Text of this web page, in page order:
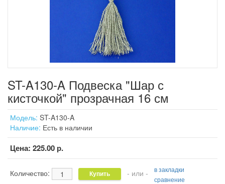
ST-A130-A Подвеска "Шар с
кисточкой" прозрачная 16 см
Модель: ST-A130-A
Наличие: Есть в наличии
Цена: 225.00 р.
Количество: - или -
в закладки
сравнение